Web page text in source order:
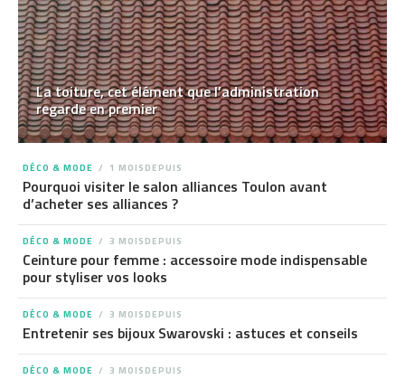
La toiture, cet élément que l’administration
regarde en premier
DÉCO & MODE 1 MOISDEPUIS
Pourquoi visiter le salon alliances Toulon avant
d’acheter ses alliances ?
DÉCO & MODE 3 MOISDEPUIS
Ceinture pour femme : accessoire mode indispensable
pour styliser vos looks
DÉCO & MODE 3 MOISDEPUIS
Entretenir ses bijoux Swarovski : astuces et conseils
DÉCO & MODE 3 MOISDEPUIS